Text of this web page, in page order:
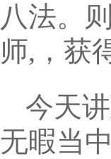
八法。
师,，获
今天
无暇当